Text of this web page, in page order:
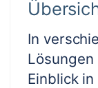
In
Einblick